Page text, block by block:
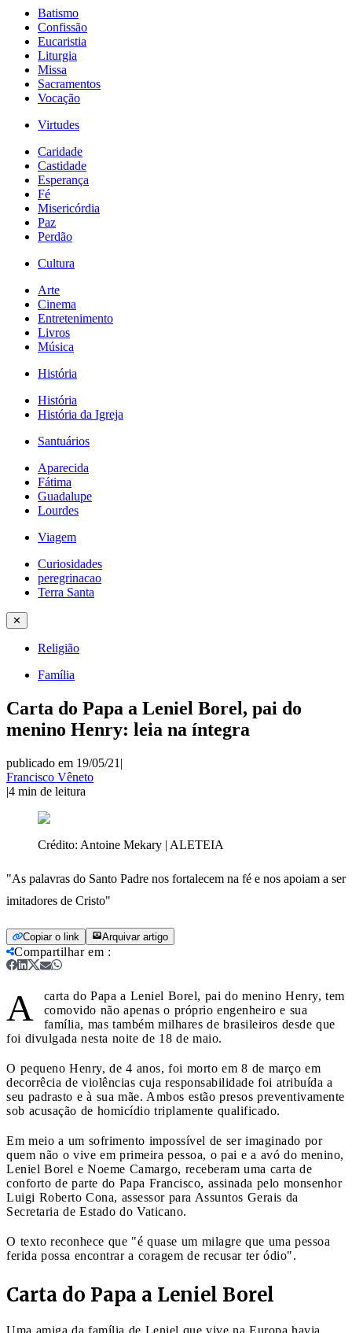
Batismo
Confissão
Eucaristia
Liturgia
Missa
Sacramentos
Vocação
Virtudes
Caridade
Castidade
Esperança
Fé
Misericórdia
Paz
Perdão
Cultura
Arte
Cinema
Entretenimento
Livros
Música
História
História
História da Igreja
Santuários
Aparecida
Fátima
Guadalupe
Lourdes
Viagem
Curiosidades
peregrinacao
Terra Santa
✕
Religião
Família
Carta do Papa a Leniel Borel, pai do
menino Henry: leia na íntegra
publicado em 19/05/21 |
Francisco Vêneto
|4 min de leitura
Crédito: Antoine Mekary | ALETEIA
"As palavras do Santo Padre nos fortalecem na fé e nos apoiam a ser
imitadores de Cristo"
Copiar o link Arquivar artigo
Compartilhar em :
A
carta do Papa a Leniel Borel, pai do menino Henry, tem
comovido não apenas o próprio engenheiro e sua
família, mas também milhares de brasileiros desde que
foi divulgada nesta noite de 18 de maio.
O pequeno Henry, de 4 anos, foi morto em 8 de março em
decorrêcia de violências cuja responsabilidade foi atribuída a
seu padrasto e à sua mãe. Ambos estão presos preventivamente
sob acusação de homicídio triplamente qualificado.
Em meio a um sofrimento impossível de ser imaginado por
quem não o vive em primeira pessoa, o pai e a avó do menino,
Leniel Borel e Noeme Camargo, receberam uma carta de
conforto de parte do Papa Francisco, assinada pelo monsenhor
Luigi Roberto Cona, assessor para Assuntos Gerais da
Secretaria de Estado do Vaticano.
O texto reconhece que "é quase um milagre que uma pessoa
ferida possa encontrar a coragem de recusar ter ódio".
Carta do Papa a Leniel Borel
Uma amiga da família de Leniel que vive na Europa havia